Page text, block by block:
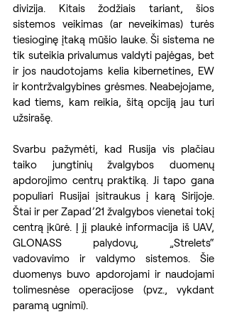
divizija. Kitais žodžiais tariant, šios
sistemos veikimas (ar neveikimas) turės
tiesioginę įtaką mūšio lauke. Ši sistema ne
tik suteikia privalumus valdyti pajėgas, bet
ir jos naudotojams kelia kibernetines, EW
ir kontržvalgybines grėsmes. Neabejojame,
kad tiems, kam reikia, šitą opciją jau turi
užsirašę.
Svarbu pažymėti, kad Rusija vis plačiau
taiko jungtinių žvalgybos duomenų
apdorojimo centrų praktiką. Ji tapo gana
populiari Rusijai įsitraukus į karą Sirijoje.
Štai ir per Zapad’21 žvalgybos vienetai tokį
centrą įkūrė. Į jį plaukė informacija iš UAV,
GLONASS palydovų, „Strelets“
vadovavimo ir valdymo sistemos. Šie
duomenys buvo apdorojami ir naudojami
tolimesnėse operacijose (pvz., vykdant
paramą ugnimi).